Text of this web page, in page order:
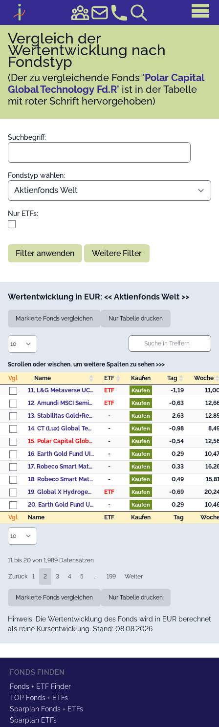
Vergleich der
Wertentwicklung nach
Fondstyp
(Der zu vergleichende Fonds 'Polar Capital
Global Technology Fd.R' ist in der Tabelle
mit roter Schrift hervorgehoben)
Suchbegriff:
Fondstyp wählen:
Nur ETFs:
Filter anwenden Weitere Filter
Wertentwicklung in EUR: << Aktienfonds Welt >>
Markierte Fonds vergleichen Nur Tabelle drucken
Scrollen oder wischen, um weitere Spalten zu sehen >>>
Vgl
Name ETF Kaufen Tag
Woche
Vgl
Name ETF Kaufen Tag Woche
Vgl Name ETF Kaufen Tag
11. L&G Metaverse UCITS ETF USD Accumulating ETF ETF Kaufen -1,19
12. Amundi MSCI Semiconductors UCITS ETF Dist
ETF Kaufen -0,63
13. Stabilitas Gold+Resourcen Special Situations P
- Kaufen 2,63
14. CT (Lux) Global Technology AU USD
- Kaufen -0,98
15. Polar Capital Global Technology Fd.R
- Kaufen -0,54
16. Earth Gold Fund UI - Anteilklasse (EUR I)
- Kaufen 0,29
17. Robeco Smart Materials D USD
- Kaufen 0,33
18. Robeco Smart Materials D EUR
- Kaufen 0,49
19. Global X Hydrogen UCITS ETF USD
ETF Kaufen -0,69
20. Earth Gold Fund UI - Anteilklasse (EUR R)
- Kaufen 0,29
Vgl
Name ETF Kaufen Tag
11 bis 20 von 1,989 Datensätzen
Zurück 1 2 3 4 5 … 199 Weiter
Markierte Fonds vergleichen Nur Tabelle drucken
Hinweis: Die Wertentwicklung des Fonds wird in EUR berechnet
als reine Kursentwicklung. Stand: 08.08.2026
FONDS FINDEN
Fonds + ETF Finder
TOP Fonds + ETFs
Sparplan Fonds + ETFs
Sparplan ETFs